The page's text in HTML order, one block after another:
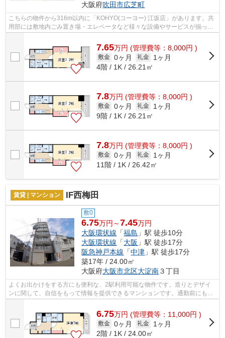
大阪府吹田市広芝町
こちらの物件から316m以内に「KOHYO(コーヨー) 江坂店」があります。共
用部には敷地内ごみ置き場・エレベータなど様々な設備やサービスが揃って
7.65万円 (管理費等：8,000円 )
敷金 0ヶ月 礼金
1ヶ月
4階 / 1K / 26.21㎡
7.8万円 (管理費等：8,000円 )
敷金 0ヶ月 礼金
1ヶ月
9階 / 1K / 26.21㎡
7.8万円 (管理費等：8,000円 )
敷金 0ヶ月 礼金
1ヶ月
11階 / 1K / 26.42㎡
賃貸 | マンション IF西梅田
敷0
6.75万円～7.45万円
大阪環状線 「福島 」駅 徒歩10分
大阪環状線 「大阪 」駅 徒歩17分
阪急神戸本線 「中津 」駅 徒歩17分
築17年 / 24.00㎡
大阪府大阪市北区大淀南３丁目
よくお出かけをする方にも便利な、2駅利用可能な物件です。造りとデザイ
ンに関して、自信をもって情報を提供できるマンションです。通勤前にも簡
6.75万円 (管理費等：11,000円 )
敷金 0ヶ月 礼金
1ヶ月
2階 / 1K / 24.00㎡